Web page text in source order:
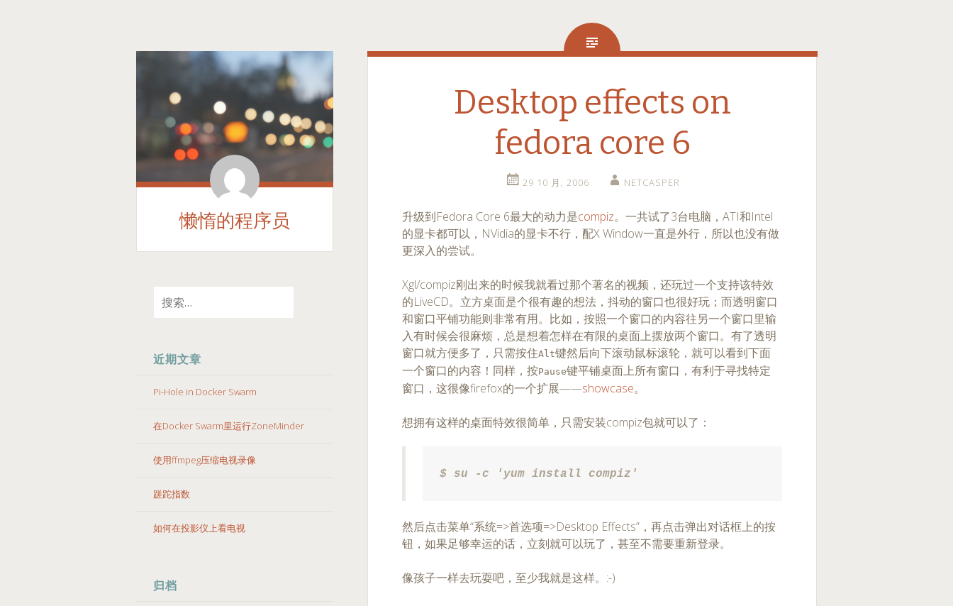
懒惰的程序员
TO
近期文章
Pi-Hole in Docker Swarm
在Docker Swarm里运行ZoneMinder
使用ffmpeg压缩电视录像
蹉跎指数
如何在投影仪上看电视
归档
Desktop effects on
fedora core 6
29 10 月, 2006 NETCASPER
升级到Fedora Core 6最大的动力是compiz。一共试了3台电脑，ATI和Intel
的显卡都可以，NVidia的显卡不行，配X Window一直是外行，所以也没有做
更深入的尝试。
Xgl/compiz刚出来的时候我就看过那个著名的视频，还玩过一个支持该特效
的LiveCD。立方桌面是个很有趣的想法，抖动的窗口也很好玩；而透明窗口
和窗口平铺功能则非常有用。比如，按照一个窗口的内容往另一个窗口里输
入有时候会很麻烦，总是想着怎样在有限的桌面上摆放两个窗口。有了透明
窗口就方便多了，只需按住Alt键然后向下滚动鼠标滚轮，就可以看到下面
一个窗口的内容！同样，按Pause键平铺桌面上所有窗口，有利于寻找特定
窗口，这很像firefox的一个扩展——showcase。
想拥有这样的桌面特效很简单，只需安装compiz包就可以了：
$ su -c 'yum install compiz'
然后点击菜单“系统=>首选项=>Desktop Effects”，再点击弹出对话框上的按
钮，如果足够幸运的话，立刻就可以玩了，甚至不需要重新登录。
像孩子一样去玩耍吧，至少我就是这样。:-)